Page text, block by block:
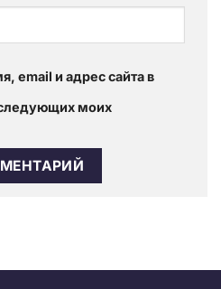
email и адрес сайта в
моих